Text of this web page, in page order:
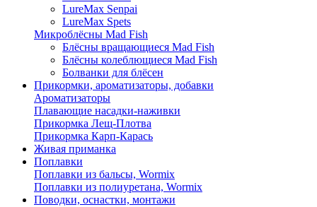
LureMax Senpai
LureMax Spets
Микроблёсны Mad Fish
Блёсны вращающиеся Mad Fish
Блёсны колеблющиеся Mad Fish
Болванки для блёсен
Прикормки, ароматизаторы, добавки
Ароматизаторы
Плавающие насадки-наживки
Прикормка Лещ-Плотва
Прикормка Карп-Карась
Живая приманка
Поплавки
Поплавки из бальсы, Wormix
Поплавки из полиуретана, Wormix
Поводки, оснастки, монтажи